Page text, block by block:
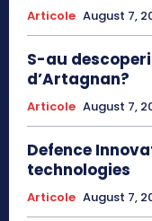
Articole August 7,
S-au
d’Artagnan?
Articole August 7,
Defence
technologies
Articole August 7,